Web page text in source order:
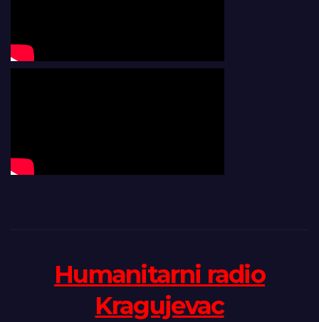
Humanitarni radio
Kragujevac